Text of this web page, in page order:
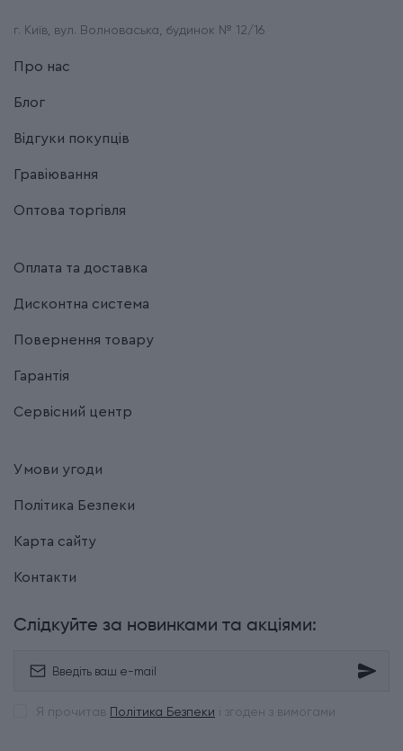
г. Київ, вул. Волноваська, будинок № 12/16
Про нас
Блог
Відгуки покупців
Гравіювання
Оптова торгівля
Оплата та доставка
Дисконтна система
Повернення товару
Гарантія
Сервісний центр
Умови угоди
Політика Безпеки
Карта сайту
Контакти
Слідкуйте за новинками та акціями:
Я прочитав Політика Безпеки і згоден з вимогами